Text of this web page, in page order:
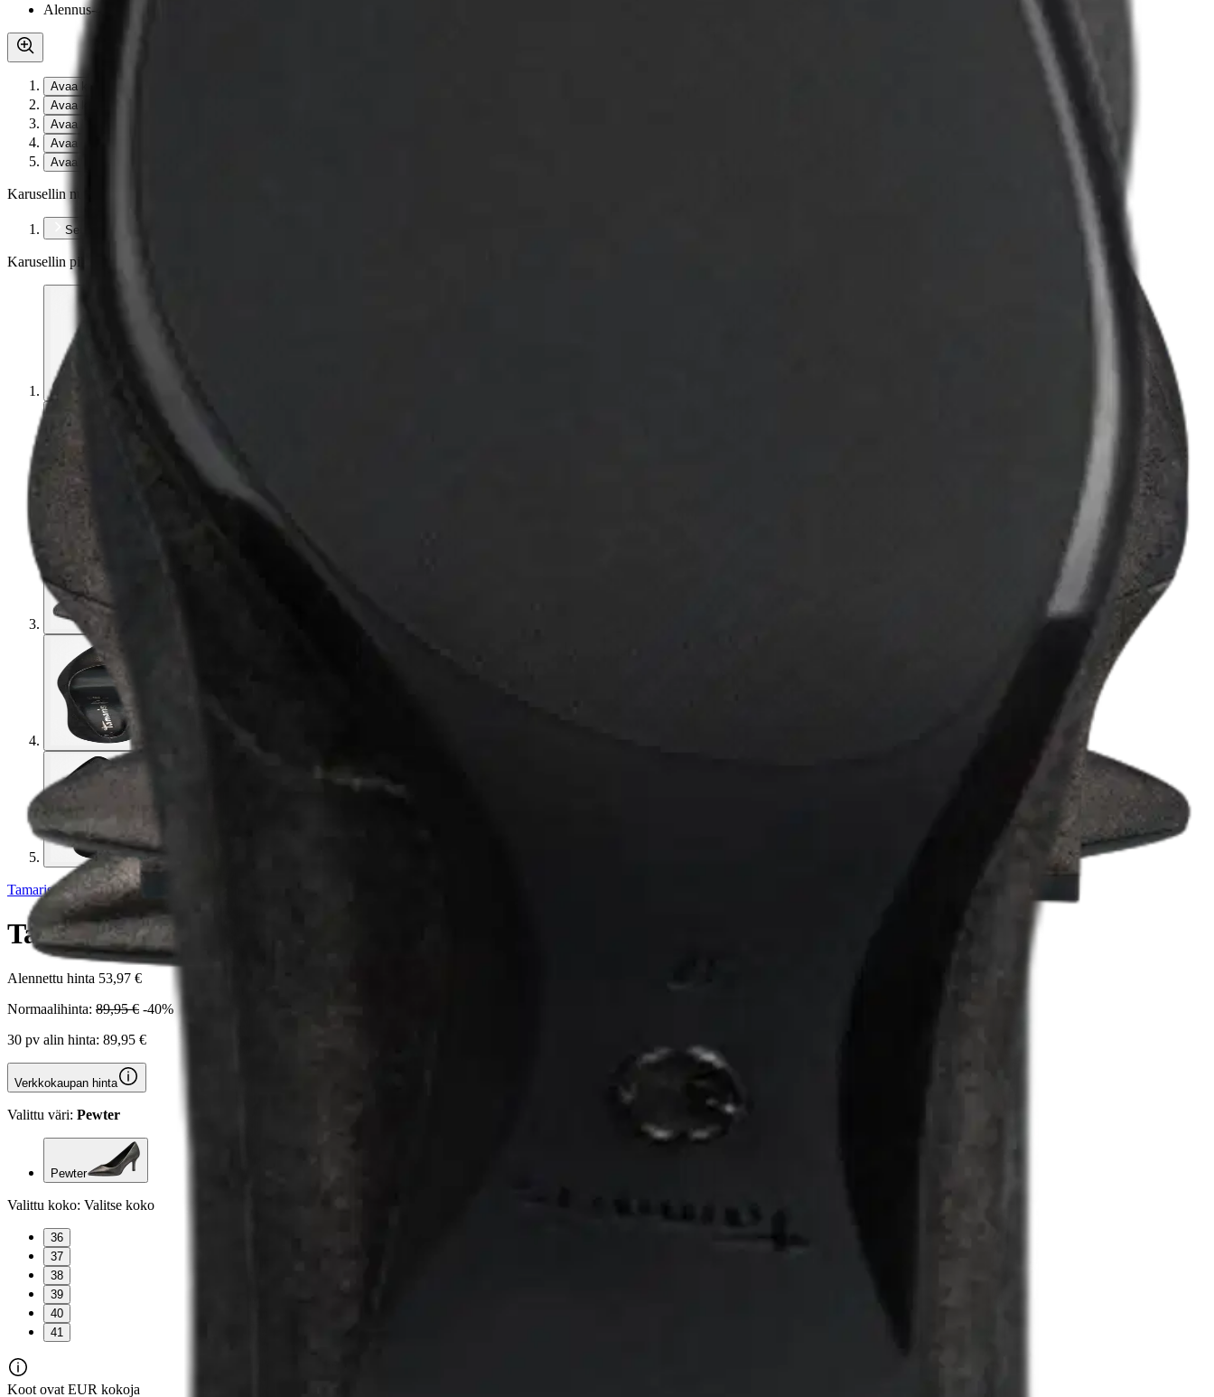
Alennus-40 %
Avaa kuva suurempana
Avaa kuva suurempana
Avaa kuva suurempana
Avaa kuva suurempana
Avaa kuva suurempana
Karusellin nuolipainikkeet
Seuraava
Karusellin pikakuvakkeet
Tamaris
Tamaris avokas 1-22434-41 915
Alennettu hinta 53,97 €
Normaalihinta: 89,95 € -40%
30 pv alin hinta: 89,95 €
Verkkokaupan hinta
Valittu väri: Pewter
Pewter
Valittu koko: Valitse koko
36
37
38
39
40
41
Koot ovat EUR kokoja